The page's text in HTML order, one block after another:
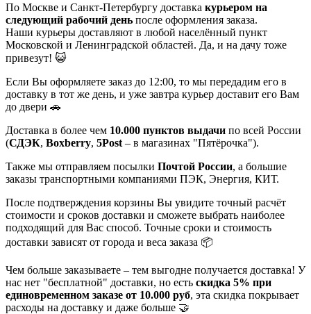
По Москве и Санкт-Петербургу доставка курьером на
следующий рабочий день после оформления заказа.
Наши курьеры доставляют в любой населённый пункт
Московской и Ленинградской областей. Да, и на дачу тоже
привезут! 😺
Если Вы оформляете заказ до 12:00, то мы передадим его в
доставку в тот же день, и уже завтра курьер доставит его Вам
до двери 🚗
Доставка в более чем 10.000 пунктов выдачи по всей России
(СДЭК, Boxberry, 5Post – в магазинах "Пятёрочка").
Также мы отправляем посылки Почтой России, а большие
заказы транспортными компаниями ПЭК, Энергия, КИТ.
После подтверждения корзины Вы увидите точный расчёт
стоимости и сроков доставки и сможете выбрать наиболее
подходящий для Вас способ. Точные сроки и стоимость
доставки зависят от города и веса заказа 📦
Чем больше заказываете – тем выгодне получается доставка! У
нас нет "бесплатной" доставки, но есть скидка 5% при
единовременном заказе от 10.000 руб, эта скидка покрывает
расходы на доставку и даже больше 🤝